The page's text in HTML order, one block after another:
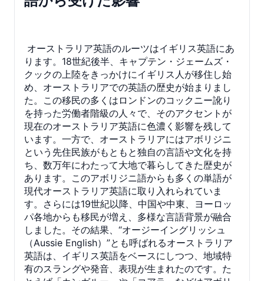
オーストラリア英語のルーツはイギリス英語にあ
ります。18世紀後半、キャプテン・ジェームズ・
クックの上陸をきっかけにイギリス人が移住し始
め、オーストラリアでの英語の歴史が始まりまし
た。この移民の多くはロンドンのコックニー訛り
を持った労働者階級の人々で、そのアクセントが
現在のオーストラリア英語に色濃く影響を残して
います。一方で、オーストラリアにはアボリジニ
という先住民族がもともと独自の言語や文化を持
ち、数万年にわたって大地で暮らしてきた歴史が
あります。このアボリジニ語からも多くの単語が
現代オーストラリア英語に取り入れられていま
す。さらには19世紀以降、中国や中東、ヨーロッ
パ各地からも移民が増え、多様な言語背景が融合
しました。その結果、“オージーイングリッシュ
（Aussie English）”とも呼ばれるオーストラリア
英語は、イギリス英語をベースにしつつ、地域特
有のスラングや発音、表現が生まれたのです。た